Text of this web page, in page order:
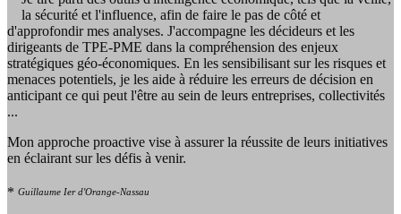
la sécurité et l'influence, afin de faire le pas de côté et
d'approfondir mes analyses. J'accompagne les décideurs et les
dirigeants de TPE-PME dans la compréhension des enjeux
stratégiques géo-économiques. En les sensibilisant sur les risques et
menaces potentiels, je les aide à réduire les erreurs de décision en
anticipant ce qui peut l'être au sein de leurs entreprises, collectivités
...
Mon approche proactive vise à assurer la réussite de leurs initiatives
en éclairant sur les défis à venir.
* Guillaume Ier d'Orange-Nassau